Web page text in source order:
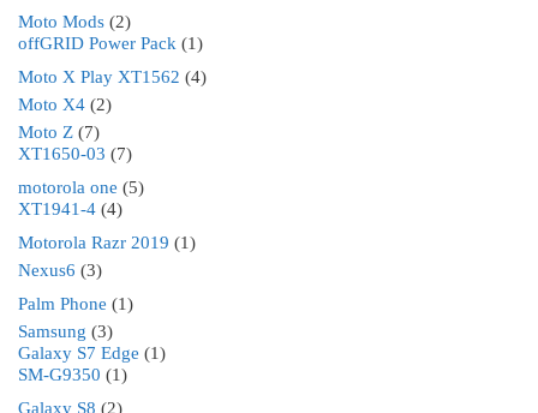
Moto Mods (2)
offGRID Power Pack (1)
Moto X Play XT1562 (4)
Moto X4 (2)
Moto Z (7)
XT1650-03 (7)
motorola one (5)
XT1941-4 (4)
Motorola Razr 2019 (1)
Nexus6 (3)
Palm Phone (1)
Samsung (3)
Galaxy S7 Edge (1)
SM-G9350 (1)
Galaxy S8 (2)